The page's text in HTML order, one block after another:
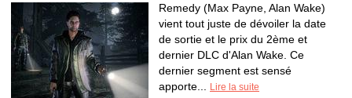
Remedy (Max Payne, Alan Wake)
vient tout juste de dévoiler la date
de sortie et le prix du 2ème et
dernier DLC d'Alan Wake. Ce
dernier segment est sensé
apporte...
Lire la suite